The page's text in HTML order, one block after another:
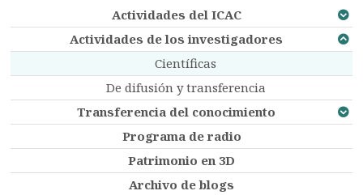
Actividades del ICAC
Actividades de los investigadores
Científicas
De difusión y transferencia
Transferencia del conocimiento
Programa de radio
Patrimonio en 3D
Archivo de blogs